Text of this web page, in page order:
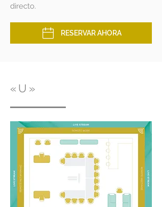
directo.
RESERVAR AHORA
«U»